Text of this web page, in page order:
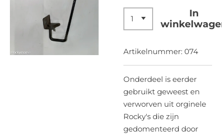
In
Artikelnummer: 074
Onderdeel is eerder
gebruikt geweest en
verworven uit orginele
Rocky's die zijn
gedomenteerd door